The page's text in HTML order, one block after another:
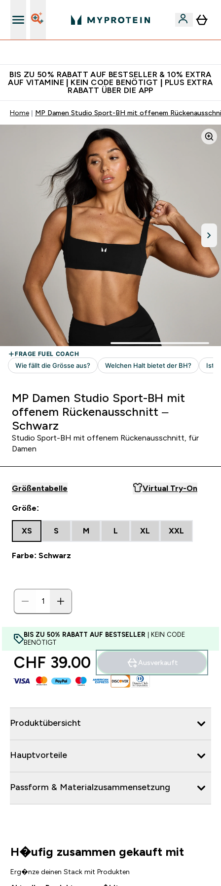
BIS ZU 50% RABATT AUF BESTSELLER & 10% EXTRA
AUF VITAMINE | KEIN CODE BENÖTIGT | PLUS EXTRA
RABATT ÜBER DIE APP
Home MP Damen Studio Sport-BH mit offenem
MP Damen Studio Sport-BH mit
offenem Rückenausschnitt –
Schwarz
Studio Sport-BH mit offenem Rückenausschnitt, für
Damen
Größentabelle Virtual Try-On
Größe:
XS S M L XL XXL
Farbe: Schwarz
BIS ZU 50% RABATT AUF BESTSELLER | KEIN CODE
BENÖTIGT
CHF 39.00‎ Ausverkauft
Produktübersicht
Hauptvorteile
Passform & Materialzusammensetzung
H�ufig zusammen gekauft mit
Erg�nze deinen Stack mit Produkten